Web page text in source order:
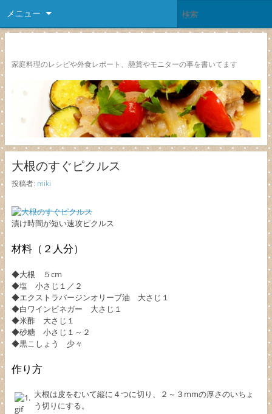
メニュー
家庭料理のレシピや外食レポート、懸賞やモニターの事を書いてます
大根のすぐピクルス
投稿者: miki
漬け時間が短い速攻ピクルス
材料（２人分）
◆大根 ５cm
◆塩 小さじ１／２
◆エクストラバージンオリーブ油 大さじ１
◆白ワインビネガー 大さじ１
◆米酢 大さじ１
◆砂糖 小さじ１～２
◆黒こしょう 少々
作り方
大根は皮をむいて縦に４つに切り、２～３mmの厚さのいちょ
う切りにする。